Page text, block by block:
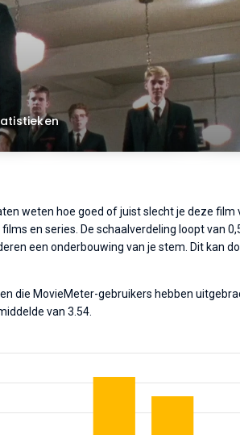
weten hoe goed of juist slecht je deze film
en series. De schaalverdeling loopt van
een onderbouwing van je stem. Dit kan
die MovieMeter-gebruikers hebben
van 3.54.